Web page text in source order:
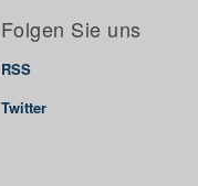
Folgen Sie uns
RSS
Twitter